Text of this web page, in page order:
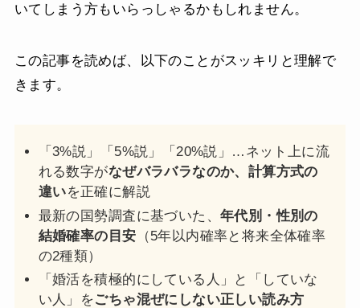
いてしまう方もいらっしゃるかもしれません。
この記事を読めば、以下のことがスッキリと理解で
きます。
「3%説」「5%説」「20%説」…ネット上に流
れる数字がなぜバラバラなのか、計算方式の
違いを正確に解説
最新の国勢調査に基づいた、 年代別・性別の
結婚確率の目安 （5年以内確率と将来全体確率
の2種類）
「婚活を積極的にしている人」と「していな
い人」をごちゃ混ぜにしない正しい読み方